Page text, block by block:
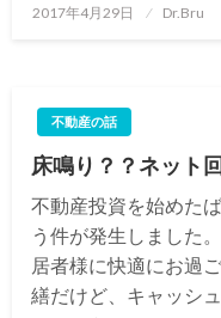
投
2017年4月29日 Dr.Bru
不動産の話
床鳴り？？ネット
不動産投資を始めた
う件が発生しました
居者様に快適にお過
繕だけど、キャッシ